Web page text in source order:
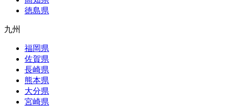
徳島県
九州
福岡県
佐賀県
長崎県
熊本県
大分県
宮崎県